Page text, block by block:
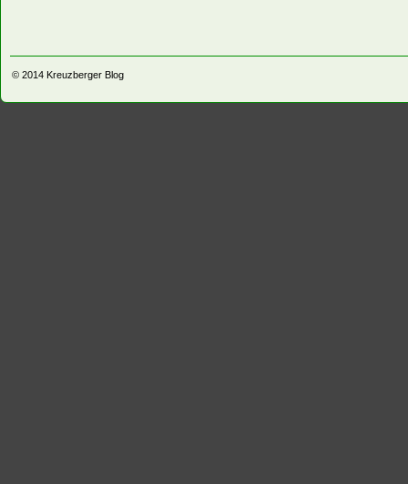
© 2014 Kreuzberger Blog